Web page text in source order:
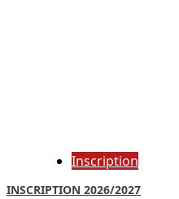
Inscription
INSCRIPTION 2026/2027